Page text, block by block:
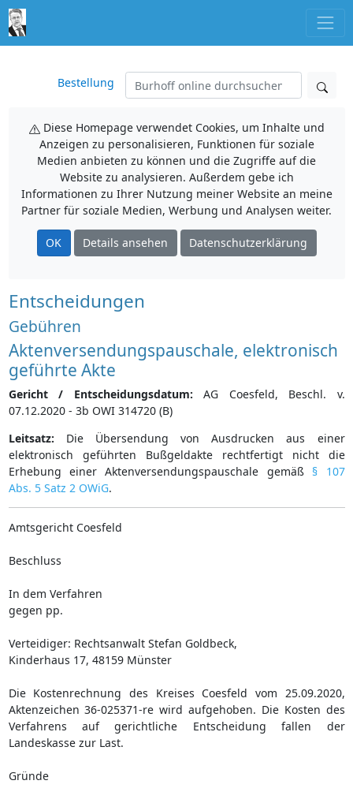
Bestellung
Diese Homepage verwendet Cookies, um Inhalte und
Anzeigen zu personalisieren, Funktionen für soziale
Medien anbieten zu können und die Zugriffe auf die
Website zu analysieren. Außerdem gebe ich
Informationen zu Ihrer Nutzung meiner Website an meine
Partner für soziale Medien, Werbung und Analysen weiter.
OK Details ansehen Datenschutzerklärung
Entscheidungen
Gebühren
Aktenversendungspauschale, elektronisch
geführte Akte
Gericht / Entscheidungsdatum: AG Coesfeld, Beschl. v.
07.12.2020 - 3b OWI 314720 (B)
Leitsatz: Die Übersendung von Ausdrucken aus einer
elektronisch geführten Bußgeldakte rechtfertigt nicht die
Erhebung einer Aktenversendungspauschale gemäß § 107
Abs. 5 Satz 2 OWiG.
Amtsgericht Coesfeld
Beschluss
In dem Verfahren
gegen pp.
Verteidiger: Rechtsanwalt Stefan Goldbeck,
Kinderhaus 17, 48159 Münster
Die Kostenrechnung des Kreises Coesfeld vom 25.09.2020,
Aktenzeichen 36-025371-re wird aufgehoben. Die Kosten des
Verfahrens auf gerichtliche Entscheidung fallen der
Landeskasse zur Last.
Gründe